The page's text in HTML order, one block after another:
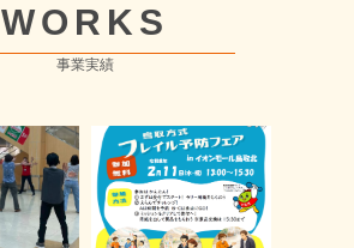
WORKS
事業実績